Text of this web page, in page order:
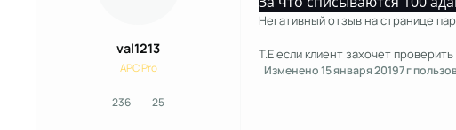
val1213
APC Pro
236сообщения
25Репутация
Негативный отзыв на странице
Т.Е если клиент захочет
Изменено15 января 20197 г